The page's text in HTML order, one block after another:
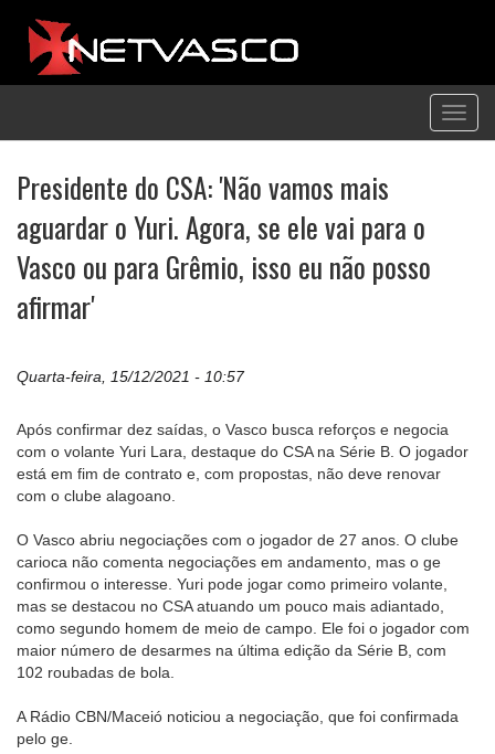
Presidente do CSA: 'Não vamos mais
aguardar o Yuri. Agora, se ele vai para o
Vasco ou para Grêmio, isso eu não posso
afirmar'
Quarta-feira, 15/12/2021 - 10:57
Após confirmar dez saídas, o Vasco busca reforços e negocia
com o volante Yuri Lara, destaque do CSA na Série B. O jogador
está em fim de contrato e, com propostas, não deve renovar
com o clube alagoano.
O Vasco abriu negociações com o jogador de 27 anos. O clube
carioca não comenta negociações em andamento, mas o ge
confirmou o interesse. Yuri pode jogar como primeiro volante,
mas se destacou no CSA atuando um pouco mais adiantado,
como segundo homem de meio de campo. Ele foi o jogador com
maior número de desarmes na última edição da Série B, com
102 roubadas de bola.
A Rádio CBN/Maceió noticiou a negociação, que foi confirmada
pelo ge.